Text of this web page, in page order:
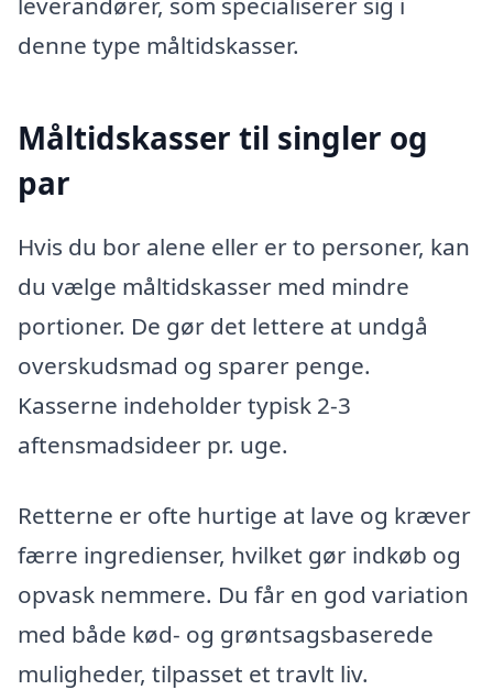
denne type måltidskasser.
Måltidskasser til singler og
par
Hvis du bor alene eller er to personer, kan
du vælge måltidskasser med mindre
portioner. De gør det lettere at undgå
overskudsmad og sparer penge.
Kasserne indeholder typisk 2-3
aftensmadsideer pr. uge.
Retterne er ofte hurtige at lave og kræver
færre ingredienser, hvilket gør indkøb og
opvask nemmere. Du får en god variation
med både kød- og grøntsagsbaserede
muligheder, tilpasset et travlt liv.